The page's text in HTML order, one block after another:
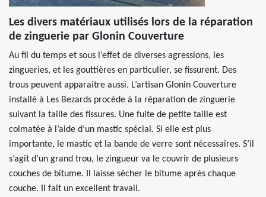
Les divers matériaux utilisés lors de la réparation
de zinguerie par Glonin Couverture
Au fil du temps et sous l’effet de diverses agressions, les
zingueries, et les gouttières en particulier, se fissurent. Des
trous peuvent apparaitre aussi. L’artisan Glonin Couverture
installé à Les Bezards procède à la réparation de zinguerie
suivant la taille des fissures. Une fuite de petite taille est
colmatée à l’aide d’un mastic spécial. Si elle est plus
importante, le mastic et la bande de verre sont nécessaires. S’il
s’agit d’un grand trou, le zingueur va le couvrir de plusieurs
couches de bitume. Il laisse sécher le bitume après chaque
couche. Il fait un excellent travail.